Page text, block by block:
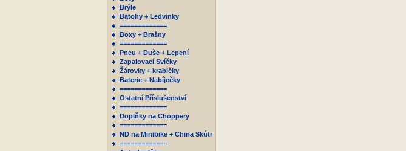
Brýle
Batohy + Ledvinky
=============
Boxy + Brašny
=============
Pneu + Duše + Lepení
Zapalovací Svíčky
Žárovky + krabičky
Baterie + Nabíječky
=============
Ostatní Příslušenství
=============
Doplňky na Choppery
=============
ND na Minibike + China Skútr
=============